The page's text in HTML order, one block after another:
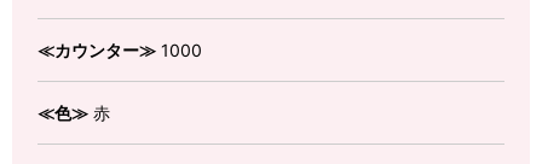
≪カウンター≫ 1000
≪色≫ 赤